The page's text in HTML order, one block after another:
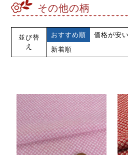
その他の柄
並び替
え
おすすめ順 価格が安
新着順